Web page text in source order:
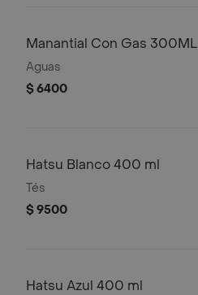
Manantial Con Gas 300ML
Aguas
$ 6400
Hatsu Blanco 400 ml
Tés
$ 9500
Hatsu Azul 400 ml